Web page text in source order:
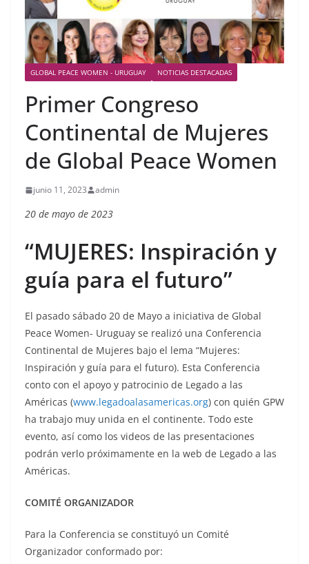
GLOBAL PEACE WOMEN - URUGUAY NOTICIAS DESTACADAS
Primer Congreso
Continental de Mujeres
de Global Peace Women
junio 11, 2023 admin
20 de mayo de 2023
“MUJERES: Inspiración y
guía para el futuro”
El pasado sábado 20 de Mayo a iniciativa de Global
Peace Women- Uruguay se realizó una Conferencia
Continental de Mujeres bajo el lema “Mujeres:
Inspiración y guía para el futuro). Esta Conferencia
conto con el apoyo y patrocinio de Legado a las
Américas (www.legadoalasamericas.org) con quién GPW
ha trabajo muy unida en el continente. Todo este
evento, así como los videos de las presentaciones
podrán verlo próximamente en la web de Legado a las
Américas.
COMITÉ ORGANIZADOR
Para la Conferencia se constituyó un Comité
Organizador conformado por: